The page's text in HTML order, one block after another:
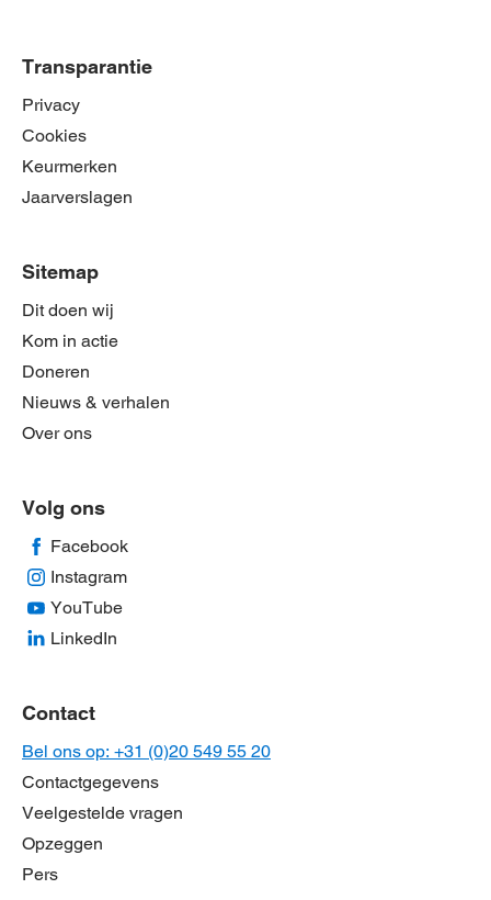
Transparantie
Privacy
Cookies
Keurmerken
Jaarverslagen
Sitemap
Dit doen wij
Kom in actie
Doneren
Nieuws & verhalen
Over ons
Volg ons
Facebook
Instagram
YouTube
LinkedIn
Contact
Bel ons op: +31 (0)20 549 55 20
Contactgegevens
Veelgestelde vragen
Opzeggen
Pers